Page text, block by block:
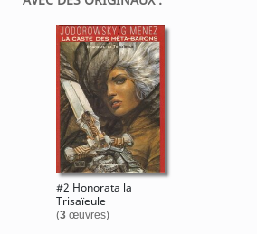
#2 Honorata la
Trisaïeule
(3œuvres)